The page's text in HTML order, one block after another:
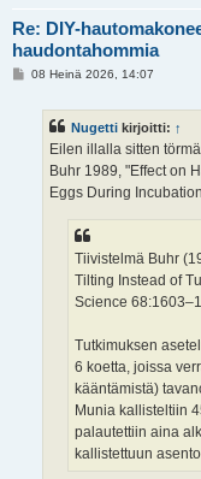
Re: DIY-
haudontahommia
V08 Heinä 2026, 14:07
Nugetti kirjoitti: ↑
Eilen illalla sitten
Buhr 1989, "Effect on
Eggs During
Tiivistelmä Buhr
Tilting Instead of
Science
Tutkimuksen
6 koetta, joissa
kääntämistä)
Munia kallisteltiin
palautettiin aina
kallistettuun